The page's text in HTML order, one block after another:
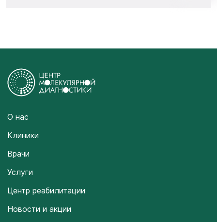
О нас
Клиники
Врачи
Услуги
Центр реабилитации
Новости и акции